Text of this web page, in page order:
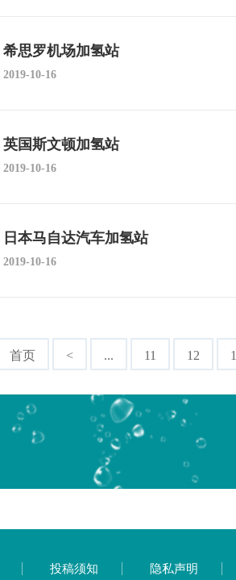
希思罗机场加氢站
2019-10-16
英国斯文顿加氢站
2019-10-16
日本马自达汽车加氢站
2019-10-16
首页 < ... 11 12
投稿须知 隐私声明